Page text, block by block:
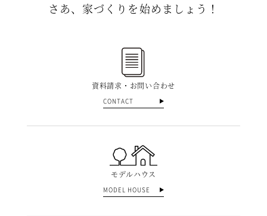
さあ、家づくりを始めましょう！
資料請求・お問い合わせ
CONTACT
モデルハウス
MODEL HOUSE